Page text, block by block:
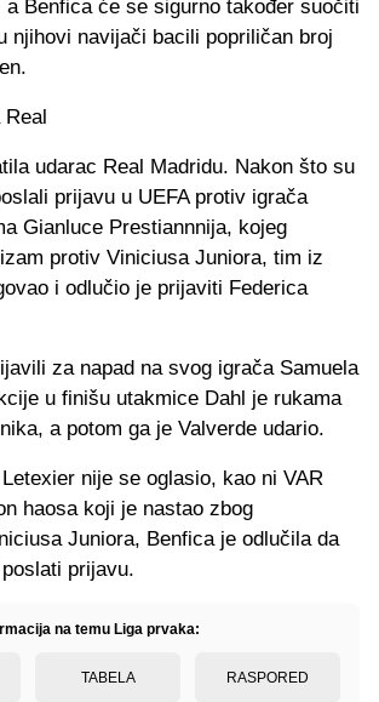
a Benfica će se sigurno također suočiti
njihovi navijači bacili popriličan broj
udarac Real Madridu. Nakon što su
prijavu u UEFA protiv igrača
Gianluce Prestiannnija, kojeg
protiv Viniciusa Juniora, tim iz
i odlučio je prijaviti Federica
za napad na svog igrača Samuela
u finišu utakmice Dahl je rukama
a potom ga je Valverde udario.
nije se oglasio, kao ni VAR
haosa koji je nastao zbog
Juniora, Benfica je odlučila da
prijavu.
na temu Liga prvaka:
TABELA RASPORED